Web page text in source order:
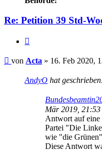
Re: Petition 39 Std-
Beitrag
von Acta » 16. Feb 2020,
AndyO hat
Mär 2019, 21:53
Antwort auf
Partei "Die
wie "die
Diese Antwort